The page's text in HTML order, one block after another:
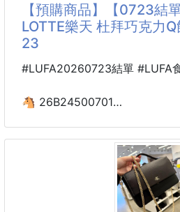
🔺顏色選得也太好看～寶寶藍
紅穿上直接韓劇女主光環開啟✨
肩窄、圓肩女孩🙋請收，這件立
想要素T但又怕太普通：這款剛
【預購商品】【0723結
LOTTE樂天 杜拜巧克力
23
#LUFA20260723結單 #LUFA
🐴 26B24500701
🍫#韓國最近瘋掉的爆款
🌰#開心果控直接失守
🔥#代購跑斷腿的斷貨王